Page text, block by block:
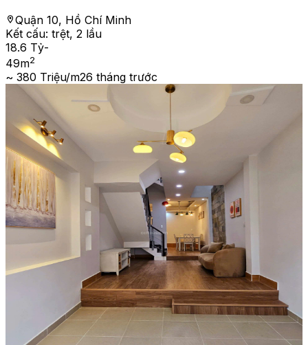
Quận 10, Hồ Chí Minh
Kết cấu: trệt, 2 lầu
18.6 Tỷ-
49m2
~ 380 Triệu/m26 tháng trước